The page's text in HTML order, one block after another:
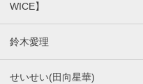
WICE】
鈴木愛理
せいせい(田向星華)